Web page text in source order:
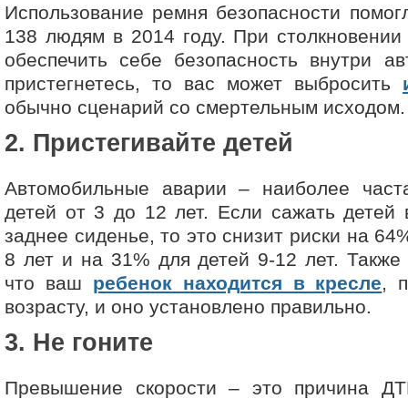
Использование ремня безопасности
138 людям в 2014 году. При
обеспечить себе безопасность внутри
пристегнетесь, то вас может выбросить
обычно сценарий со смертельным исходом.
2. Пристегивайте детей
Автомобильные аварии – наиболее
детей от 3 до 12 лет. Если сажать детей
заднее сиденье, то это снизит риски на
8 лет и на 31% для детей 9-12 лет. Также
что ваш ребенок находится в кресле,
возрасту, и оно установлено правильно.
3. Не гоните
Превышение скорости – это причина